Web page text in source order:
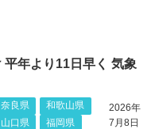
年より11日早く 気象
奈良県
和歌山県
山口県
福岡県
2026年
7月8日